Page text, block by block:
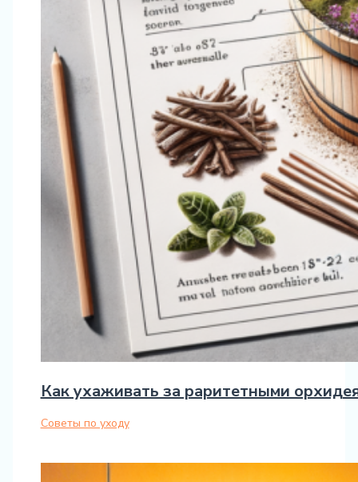
Как ухаживать за раритетными
Советы по уходу